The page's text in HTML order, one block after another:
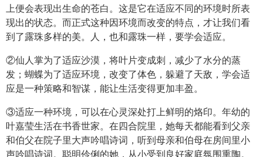
上便会表现出生命的苍白。这是它在适应不同的环境时所表
现出的状态。而正式这种因环境而改变的特点，才让我们看
到了露珠多样的美。人，也和露珠一样，要学会适应。
②仙人掌为了适应沙漠，将叶片变成刺，减少了水分的蒸
发；蝴蝶为了适应环境，改变了体色，躲避了天敌，学会适
应是一种策略和智谋，能让生活变得更加丰盈。
③适应一种环境，可以在心灵深处打上鲜明的烙印。年幼的
叶嘉莹生活在书香世家。在四合院里，她每天都能看到父亲
和伯父在院子里大声吟唱诗词，听到母亲和伯母在房间里小
声吟唱诗词。聪明伶俐的她，从小受到良好家庭氛围熏陶。